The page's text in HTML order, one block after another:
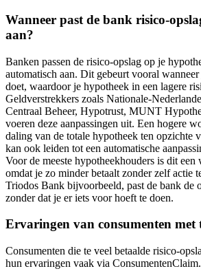
Wanneer past de bank risico-
aan?
Banken passen de risico-opslag op je
automatisch aan. Dit gebeurt vooral
doet, waardoor je hypotheek in een lagere
Geldverstrekkers zoals Nationale-
Centraal Beheer, Hypotrust, MUNT
voeren deze aanpassingen uit. Een hogere
daling van de totale hypotheek ten opzichte
kan ook leiden tot een automatische
Voor de meeste hypotheekhouders is dit
omdat je zo minder betaalt zonder zelf actie
Triodos Bank bijvoorbeeld, past de bank de
zonder dat je er iets voor hoeft te doen.
Ervaringen van consumenten
Consumenten die te veel betaalde risico-
hun ervaringen vaak via